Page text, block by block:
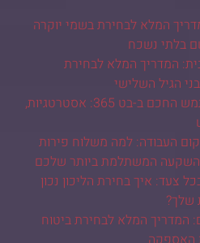
המלא לבחירת בשמי יוקרה
בלתי נשכח
המדריך המלא לבחירת
הגיל השלישי
המדריך המלא למשתמש החכם ב-בט 365: אסטרטגיות,
העבודה: למה משלוח פירות
המשתלמת ביותר שלכם
צעד: איך בחירת הליכון נכון
שלך?
המדריך המלא לבחירת ביטוח